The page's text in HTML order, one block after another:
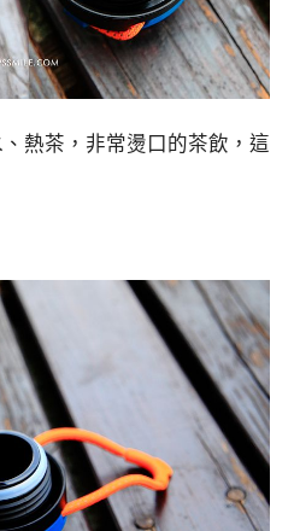
熱茶，非常燙口的茶飲，這